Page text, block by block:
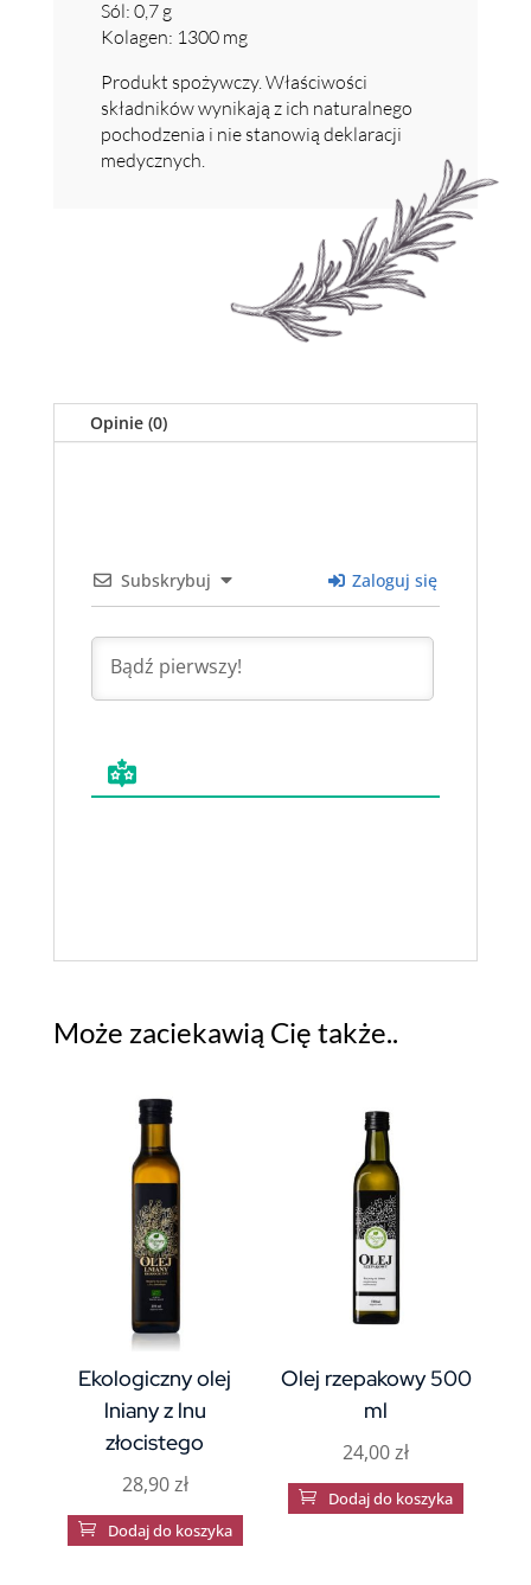
Sól: 0,7 g
Kolagen: 1300 mg
Produkt spożywczy. Właściwości
składników wynikają z ich naturalnego
pochodzenia i nie stanowią deklaracji
medycznych.
Opinie (0)
Subskrybuj Zaloguj się
Może zaciekawią Cię także..
Ekologiczny olej
lniany z lnu
złocistego
28,90zł
 Dodaj do koszyka
Olej rzepakowy 500
ml
24,00zł
 Dodaj do koszyka